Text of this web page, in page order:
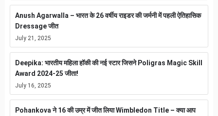
Anush Agarwalla – भारत के 26 वर्षीय राइडर की जर्मनी में पहली ऐतिहासिक
Dressage जीत
July 21, 2025
Deepika: भारतीय महिला हॉकी की नई स्टार जिसने Poligras Magic Skill
Award 2024-25 जीता!
July 16, 2025
Pohankova ने 16 की उम्र में जीत लिया Wimbledon Title – क्या आप